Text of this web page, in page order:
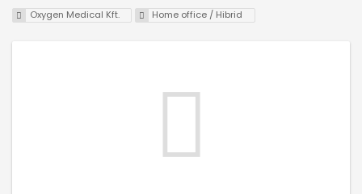
Oxygen Medical Kft. Home office / Hibrid